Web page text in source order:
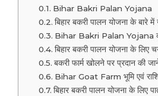
Bihar Bakri Palan Yojana
बिहार बकरी पालन योजना के बारे में
Bihar Bakri Palan Yojana
बिहार बकरी पालन योजना के लिए
बकरी फार्म खोलने पर प्रदान की
Bihar Goat Farm भूमि एवं
बिहार बकरी पालन योजना के लिए